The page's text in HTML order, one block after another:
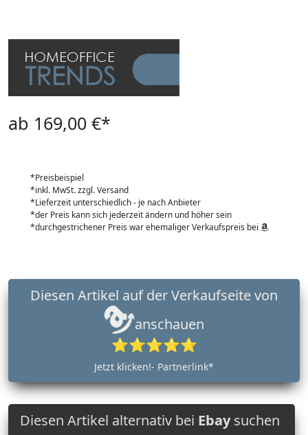
ab 169,00 €*
*Preisbeispiel
*inkl. MwSt. zzgl. Versand
*Lieferzeit unterschiedlich - je nach Anbieter
*der Preis kann sich jederzeit ändern und höher sein
*durchgestrichener Preis war ehemaliger Verkaufspreis bei
anschauen
⭐⭐⭐⭐⭐
Jetzt klicken!- Partnerlink*
Diesen Artikel alternativ bei Ebaysuchen